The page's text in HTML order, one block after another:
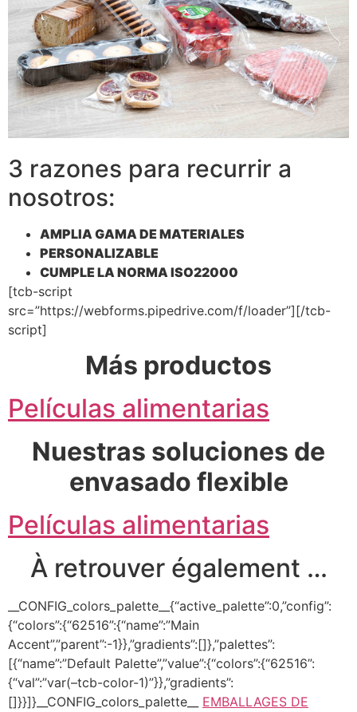
3 razones para recurrir a
nosotros:
AMPLIA GAMA DE MATERIALES
PERSONALIZABLE
CUMPLE LA NORMA ISO22000
[tcb-script
src=”https://webforms.pipedrive.com/f/loader”][/tcb-
script]
Más productos
Películas alimentarias
Nuestras soluciones de
envasado flexible
Películas alimentarias
À retrouver également …
__CONFIG_colors_palette__{“active_palette”:0,”config”:
{“colors”:{“62516”:{“name”:”Main
Accent”,”parent”:-1}},”gradients”:[]},”palettes”:
[{“name”:”Default Palette”,”value”:{“colors”:{“62516”:
{“val”:”var(–tcb-color-1)”}},”gradients”:
[]}}]}__CONFIG_colors_palette__ EMBALLAGES DE